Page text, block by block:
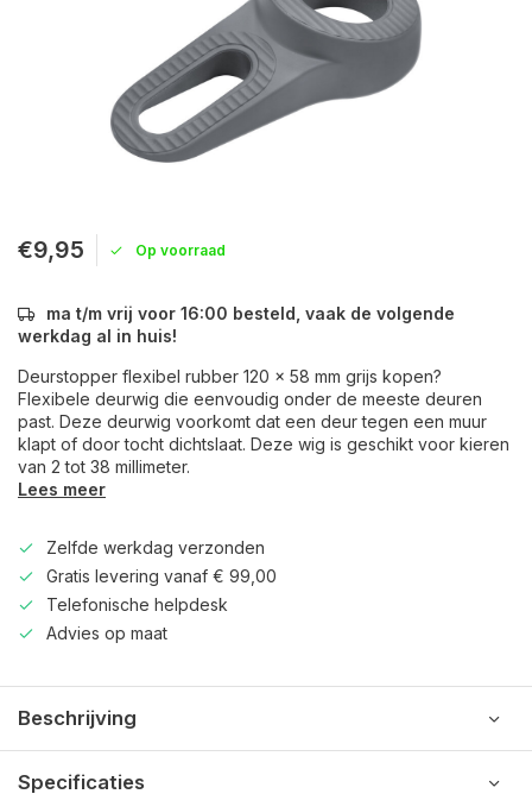
€9,95 Op voorraad
ma t/m vrij voor 16:00 besteld, vaak de volgende
werkdag al in huis!
Deurstopper flexibel rubber 120 x 58 mm grijs kopen?
Flexibele deurwig die eenvoudig onder de meeste deuren
past. Deze deurwig voorkomt dat een deur tegen een muur
klapt of door tocht dichtslaat. Deze wig is geschikt voor kieren
van 2 tot 38 millimeter.
Lees meer
Zelfde werkdag verzonden
Gratis levering vanaf € 99,00
Telefonische helpdesk
Advies op maat
Beschrijving
Specificaties